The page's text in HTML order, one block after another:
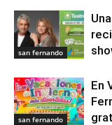
san fernando
san fernando
En